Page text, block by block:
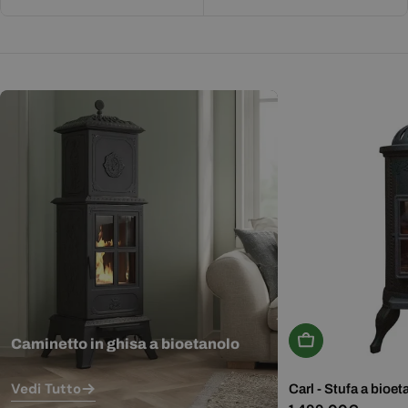
Caminetto in ghisa a bioetanolo
Vedi Tutto
Aggiungi Al
Carl - Stufa a